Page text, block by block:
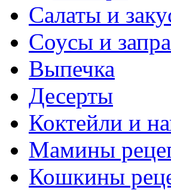
Салаты и
Соусы и
Выпечка
Десерты
Коктейли и
Мамины
Кошкины